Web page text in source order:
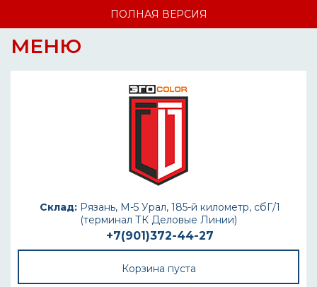
ПОЛНАЯ ВЕРСИЯ
МЕНЮ
Склад: Рязань, М-5 Урал, 185-й километр, сбГ/1
(терминал ТК Деловые Линии)
+7(901)372-44-27
Корзина пуста